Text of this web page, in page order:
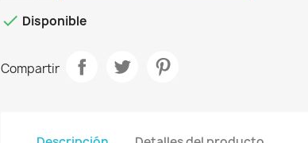
 Disponible
Compartir